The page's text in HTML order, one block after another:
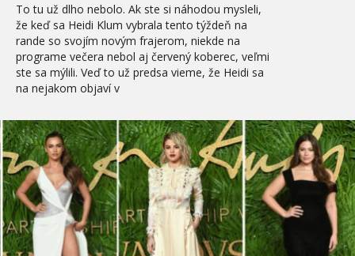
To tu už dlho nebolo. Ak ste si náhodou mysleli,
že keď sa Heidi Klum vybrala tento týždeň na
rande so svojím novým frajerom, niekde na
programe večera nebol aj červený koberec, veľmi
ste sa mýlili. Veď to už predsa vieme, že Heidi sa
na nejakom objaví v